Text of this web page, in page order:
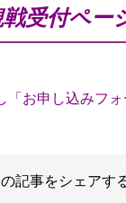
戦受付ペー
お申し込みフ
記事をシェアす